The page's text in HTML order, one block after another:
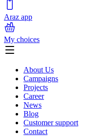
Araz app
My choices
About Us
Campaigns
Projects
Career
News
Blog
Customer support
Contact